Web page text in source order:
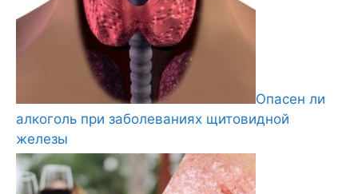
Опасен ли
алкоголь при заболеваниях щитовидной
железы